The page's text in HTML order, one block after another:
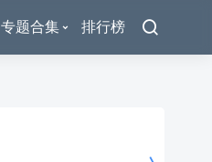
专题合集 排行榜